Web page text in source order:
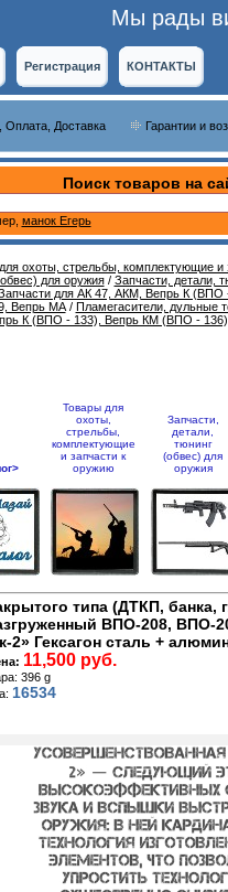
Мы рады
Регистрация КОНТАКТЫ
Оплата, Доставка Гарантии и
Поиск товаров на
манок Егерь
охоты, стрельбы, комплектующие и
для оружия/ Запчасти, детали,
для АК 47, АКМ, Вепрь К
Вепрь МА/ Пламегасители, дульные
К (ВПО - 133), Вепрь КМ (ВПО -
Товары для
охоты,
стрельбы,
комплектующие
и запчасти к
оружию
Запчасти,
детали,
тюнинг
(обвес) для
оружия
типа (ДТКП, банка,
ВПО-208, ВПО-
2» Гексагон сталь +
11,500 руб.
396 g
16534